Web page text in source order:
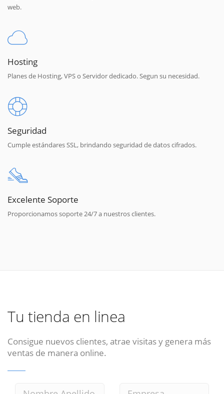
web.
Hosting
Planes de Hosting, VPS o Servidor dedicado. Segun su necesidad.
Seguridad
Cumple estándares SSL, brindando seguridad de datos cifrados.
Excelente Soporte
Proporcionamos soporte 24/7 a nuestros clientes.
Tu tienda en linea
Consigue nuevos clientes, atrae visitas y genera más
ventas de manera online.